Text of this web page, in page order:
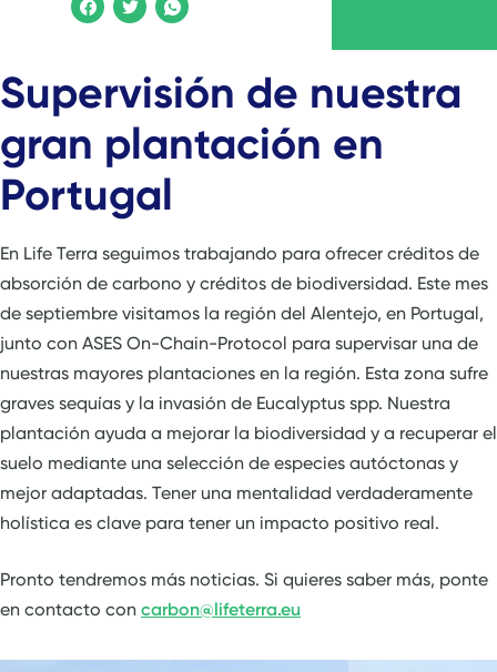
Supervisión de nuestra
gran plantación en
Portugal
En Life Terra seguimos trabajando para ofrecer créditos de
absorción de carbono y créditos de biodiversidad. Este mes
de septiembre visitamos la región del Alentejo, en Portugal,
junto con ASES On-Chain-Protocol para supervisar una de
nuestras mayores plantaciones en la región. Esta zona sufre
graves sequías y la invasión de Eucalyptus spp. Nuestra
plantación ayuda a mejorar la biodiversidad y a recuperar el
suelo mediante una selección de especies autóctonas y
mejor adaptadas. Tener una mentalidad verdaderamente
holística es clave para tener un impacto positivo real.
Pronto tendremos más noticias. Si quieres saber más, ponte
en contacto con carbon@lifeterra.eu